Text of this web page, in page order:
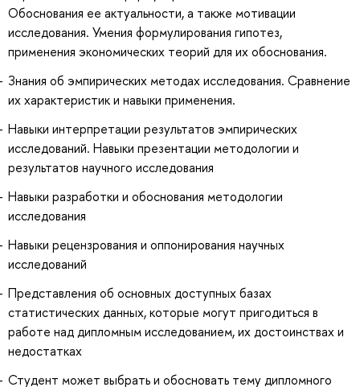
Обоснования ее актуальности, а также мотивации
исследования. Умения формулирования гипотез,
применения экономических теорий для их обоснования.
Знания об эмпирических методах исследования. Сравнение
их характеристик и навыки применения.
Навыки интерпретации результатов эмпирических
исследований. Навыки презентации методологии и
результатов научного исследования
Навыки разработки и обоснования методологии
исследования
Навыки рецензрования и оппонирования научных
исследований
Представления об основных доступных базах
статистических данных, которые могут пригодиться в
работе над дипломным исследованием, их достоинствах и
недостатках
Студент может выбрать и обосновать тему дипломного